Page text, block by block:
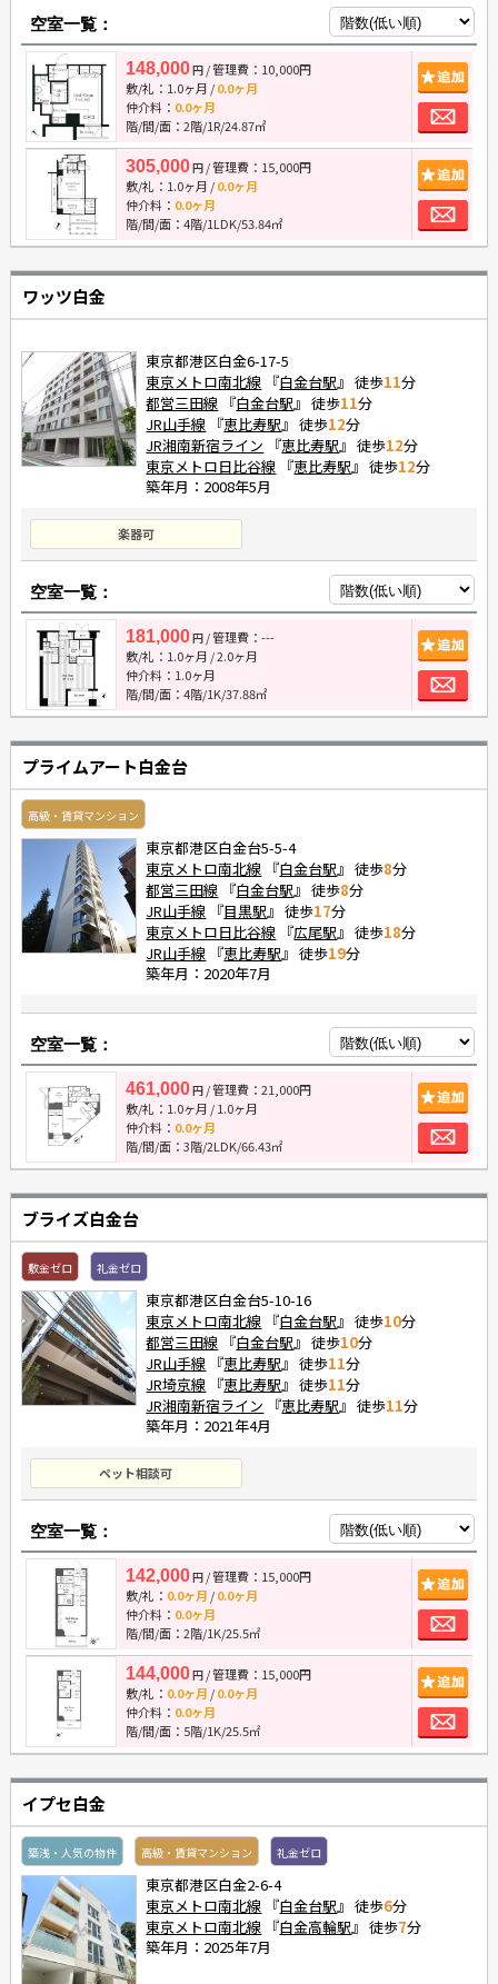
空室一覧：
148,000円/ 管理費：10,000円
敷/礼： 1.0ヶ月 /0.0ヶ月
仲介料： 0.0ヶ月
階/間/面：2階/1R/24.87㎡
追
お
305,000円/ 管理費：15,000円
敷/礼： 1.0ヶ月 /0.0ヶ月
仲介料： 0.0ヶ月
階/間/面：4階/1LDK/53.84㎡
追
お
ワッツ白金
東京都港区白金6-17-5
東京メトロ南北線 『白金台駅 』 徒歩11分
都営三田線 『白金台駅 』 徒歩11分
JR山手線 『恵比寿駅 』 徒歩12分
JR湘南新宿ライン 『恵比寿駅 』 徒歩12分
東京メトロ日比谷線 『恵比寿駅 』 徒歩12分
築年月：2008年5月
楽器可
空室一覧：
181,000円/ 管理費：---
敷/礼： 1.0ヶ月 /2.0ヶ月
仲介料： 1.0ヶ月
階/間/面：4階/1K/37.88㎡
追
お
プライムアート白金台
高級・賃貸マンション
東京都港区白金台5-5-4
東京メトロ南北線 『白金台駅 』 徒歩8分
都営三田線 『白金台駅 』 徒歩8分
JR山手線 『目黒駅 』 徒歩17分
東京メトロ日比谷線 『広尾駅 』 徒歩18分
JR山手線 『恵比寿駅 』 徒歩19分
築年月：2020年7月
空室一覧：
461,000円/ 管理費：21,000円
敷/礼： 1.0ヶ月 /1.0ヶ月
仲介料： 0.0ヶ月
階/間/面：3階/2LDK/66.43㎡
追
お
ブライズ白金台
敷金ゼロ 礼金ゼロ
東京都港区白金台5-10-16
東京メトロ南北線 『白金台駅 』 徒歩10分
都営三田線 『白金台駅 』 徒歩10分
JR山手線 『恵比寿駅 』 徒歩11分
JR埼京線 『恵比寿駅 』 徒歩11分
JR湘南新宿ライン 『恵比寿駅 』 徒歩11分
築年月：2021年4月
ペット相談可
空室一覧：
142,000円/ 管理費：15,000円
敷/礼： 0.0ヶ月 /0.0ヶ月
仲介料： 0.0ヶ月
階/間/面：2階/1K/25.5㎡
追
お
144,000円/ 管理費：15,000円
敷/礼： 0.0ヶ月 /0.0ヶ月
仲介料： 0.0ヶ月
階/間/面：5階/1K/25.5㎡
追
お
イプセ白金
築浅・人気の物件 高級・賃貸マンション 礼金ゼロ
東京都港区白金2-6-4
東京メトロ南北線 『白金台駅 』 徒歩6分
東京メトロ南北線 『白金高輪駅 』 徒歩7分
築年月：2025年7月